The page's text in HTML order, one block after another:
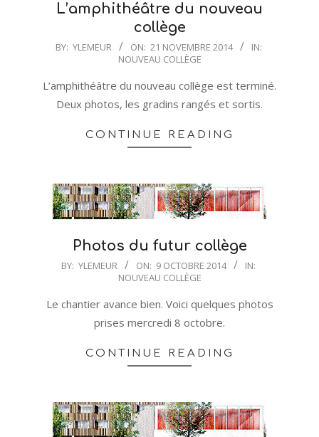
L’amphithéâtre du nouveau
collège
2014-
21
BY: YLEMEUR ON: 21 NOVEMBRE 2014
IN:
NOUVEAU COLLÈGE
L’amphithéâtre du nouveau collège est terminé.
Deux photos, les gradins rangés et sortis.
CONTINUE READING
Photos du futur collège
2014-
09
BY: YLEMEUR ON: 9 OCTOBRE 2014
IN:
NOUVEAU COLLÈGE
Le chantier avance bien. Voici quelques photos
prises mercredi 8 octobre.
CONTINUE READING